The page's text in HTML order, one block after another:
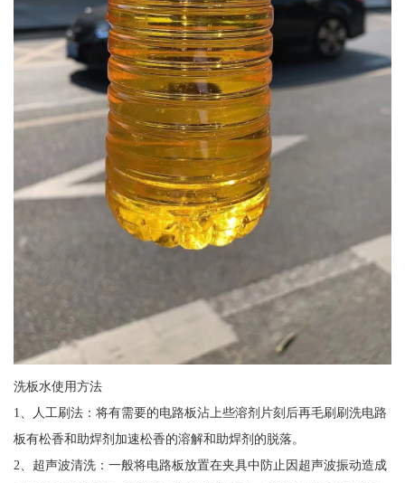
洗板水使用方法
1、人工刷法：将有需要的电路板沾上些溶剂片刻后再毛刷刷洗电路
板有松香和助焊剂加速松香的溶解和助焊剂的脱落。
2、超声波清洗：一般将电路板放置在夹具中防止因超声波振动造成